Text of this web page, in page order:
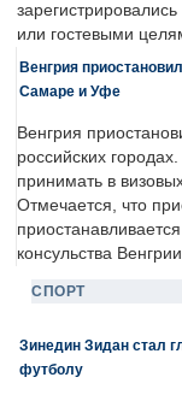
или гостевыми
Венгрия
Самаре и Уфе
Венгрия
российских
принимать в
Отмечается, что
консульства
СПОРТ
Зинедин Зидан стал
футболу